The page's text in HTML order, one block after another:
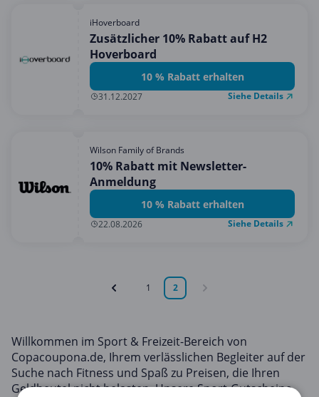
iHoverboard
Zusätzlicher 10% Rabatt auf H2
Hoverboard
10 % Rabatt erhalten
31.12.2027 Siehe Details
Wilson Family of Brands
10% Rabatt mit Newsletter-
Anmeldung
10 % Rabatt erhalten
22.08.2026 Siehe Details
1 2
Willkommen im Sport & Freizeit-Bereich von
Copacoupona.de, Ihrem verlässlichen Begleiter auf der
Suche nach Fitness und Spaß zu Preisen, die Ihren
Geldbeutel nicht belasten. Unsere Sport-Gutscheine